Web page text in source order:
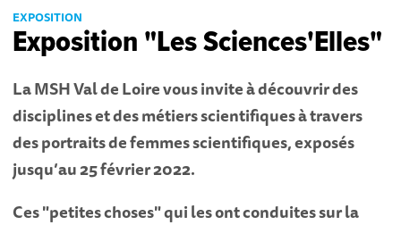
EXPOSITION
Exposition "Les Sciences'Elles"
La MSH Val de Loire vous invite à découvrir des
disciplines et des métiers scientifiques à travers
des portraits de femmes scientifiques, exposés
jusqu’au 25 février 2022.
Ces "petites choses" qui les ont conduites sur la